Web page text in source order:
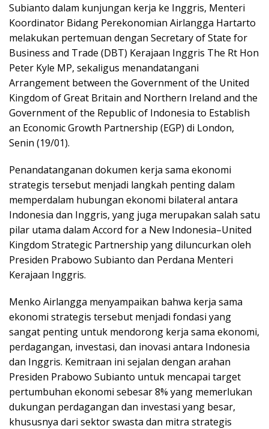
Subianto dalam kunjungan kerja ke Inggris, Menteri
Koordinator Bidang Perekonomian Airlangga Hartarto
melakukan pertemuan dengan Secretary of State for
Business and Trade (DBT) Kerajaan Inggris The Rt Hon
Peter Kyle MP, sekaligus menandatangani
Arrangement between the Government of the United
Kingdom of Great Britain and Northern Ireland and the
Government of the Republic of Indonesia to Establish
an Economic Growth Partnership (EGP) di London,
Senin (19/01).
Penandatanganan dokumen kerja sama ekonomi
strategis tersebut menjadi langkah penting dalam
memperdalam hubungan ekonomi bilateral antara
Indonesia dan Inggris, yang juga merupakan salah satu
pilar utama dalam Accord for a New Indonesia–United
Kingdom Strategic Partnership yang diluncurkan oleh
Presiden Prabowo Subianto dan Perdana Menteri
Kerajaan Inggris.
Menko Airlangga menyampaikan bahwa kerja sama
ekonomi strategis tersebut menjadi fondasi yang
sangat penting untuk mendorong kerja sama ekonomi,
perdagangan, investasi, dan inovasi antara Indonesia
dan Inggris. Kemitraan ini sejalan dengan arahan
Presiden Prabowo Subianto untuk mencapai target
pertumbuhan ekonomi sebesar 8% yang memerlukan
dukungan perdagangan dan investasi yang besar,
khususnya dari sektor swasta dan mitra strategis